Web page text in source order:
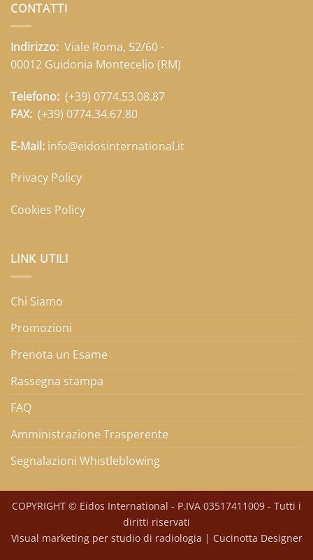
CONTATTI
Indirizzo: Viale Roma, 52/60 -
00012 Guidonia Montecelio (RM)
Telefono: (+39) 0774.53.08.87
FAX: (+39) 0774.34.67.80
E-Mail: info@eidosinternational.it
Privacy Policy
Cookies Policy
LINK UTILI
Chi Siamo
Promozioni
Prenota un Esame
Rassegna stampa
FAQ
Amministrazione Trasperente
Segnalazioni Whistleblowing
COPYRIGHT © Eidos International - P.IVA 03517411009 - Tutti i
diritti riservati
Visual marketing per studio di radiologia | Cucinotta Designer